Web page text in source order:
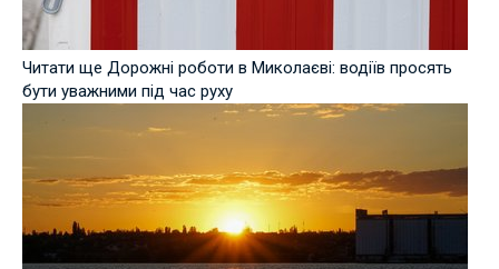
Читати ще Дорожні роботи в Миколаєві: водіїв просять
бути уважними під час руху